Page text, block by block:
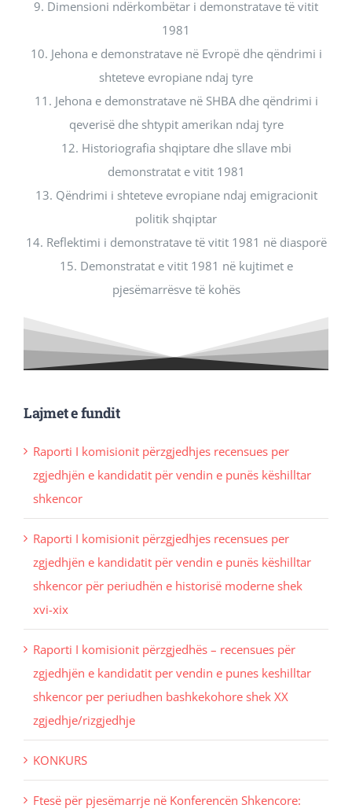
9. Dimensioni ndërkombëtar i demonstratave të vitit
1981
10. Jehona e demonstratave në Evropë dhe qëndrimi i
shteteve evropiane ndaj tyre
11. Jehona e demonstratave në SHBA dhe qëndrimi i
qeverisë dhe shtypit amerikan ndaj tyre
12. Historiografia shqiptare dhe sllave mbi
demonstratat e vitit 1981
13. Qëndrimi i shteteve evropiane ndaj emigracionit
politik shqiptar
14. Reflektimi i demonstratave të vitit 1981 në diasporë
15. Demonstratat e vitit 1981 në kujtimet e
pjesëmarrësve të kohës
Lajmet e fundit
Raporti I komisionit përzgjedhjes recensues per
zgjedhjën e kandidatit për vendin e punës këshilltar
shkencor
Raporti I komisionit përzgjedhjes recensues per
zgjedhjën e kandidatit për vendin e punës këshilltar
shkencor për periudhën e historisë moderne shek
xvi-xix
Raporti I komisionit përzgjedhës – recensues për
zgjedhjën e kandidatit per vendin e punes keshilltar
shkencor per periudhen bashkekohore shek XX
zgjedhje/rizgjedhje
KONKURS
Ftesë për pjesëmarrje në Konferencën Shkencore: